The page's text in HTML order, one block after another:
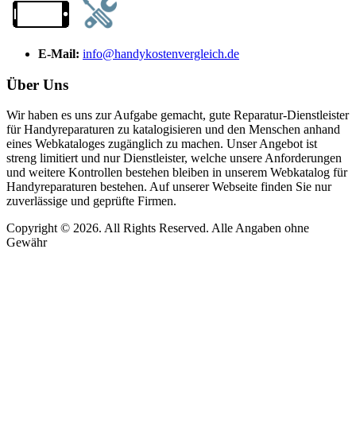
E-Mail: info@handykostenvergleich.de
Über Uns
Wir haben es uns zur Aufgabe gemacht, gute Reparatur-Dienstleister
für Handyreparaturen zu katalogisieren und den Menschen anhand
eines Webkataloges zugänglich zu machen. Unser Angebot ist
streng limitiert und nur Dienstleister, welche unsere Anforderungen
und weitere Kontrollen bestehen bleiben in unserem Webkatalog für
Handyreparaturen bestehen. Auf unserer Webseite finden Sie nur
zuverlässige und geprüfte Firmen.
Copyright © 2026. All Rights Reserved. Alle Angaben ohne
Gewähr